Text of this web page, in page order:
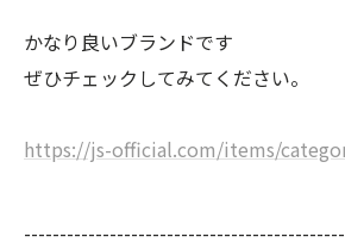
かなり良いブランドです
ぜひチェックしてみてください。
https://js-official.com/items/